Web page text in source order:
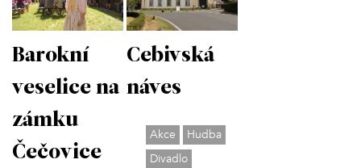
Barokní
veselice na
zámku
Čečovice
Cebivská
náves
Akce
Hudba
Divadlo